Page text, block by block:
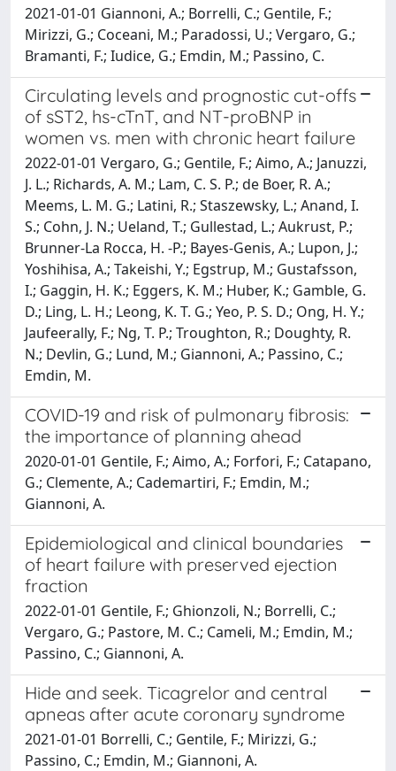
2021-01-01 Giannoni, A.; Borrelli, C.; Gentile, F.;
Mirizzi, G.; Coceani, M.; Paradossi, U.; Vergaro, G.;
Bramanti, F.; Iudice, G.; Emdin, M.; Passino, C.
Circulating levels and prognostic cut-offs
of sST2, hs-cTnT, and NT-proBNP in
women vs. men with chronic heart failure
2022-01-01 Vergaro, G.; Gentile, F.; Aimo, A.; Januzzi,
J. L.; Richards, A. M.; Lam, C. S. P.; de Boer, R. A.;
Meems, L. M. G.; Latini, R.; Staszewsky, L.; Anand, I.
S.; Cohn, J. N.; Ueland, T.; Gullestad, L.; Aukrust, P.;
Brunner-La Rocca, H. -P.; Bayes-Genis, A.; Lupon, J.;
Yoshihisa, A.; Takeishi, Y.; Egstrup, M.; Gustafsson,
I.; Gaggin, H. K.; Eggers, K. M.; Huber, K.; Gamble, G.
D.; Ling, L. H.; Leong, K. T. G.; Yeo, P. S. D.; Ong, H. Y.;
Jaufeerally, F.; Ng, T. P.; Troughton, R.; Doughty, R.
N.; Devlin, G.; Lund, M.; Giannoni, A.; Passino, C.;
Emdin, M.
COVID-19 and risk of pulmonary fibrosis:
the importance of planning ahead
2020-01-01 Gentile, F.; Aimo, A.; Forfori, F.; Catapano,
G.; Clemente, A.; Cademartiri, F.; Emdin, M.;
Giannoni, A.
Epidemiological and clinical boundaries
of heart failure with preserved ejection
fraction
2022-01-01 Gentile, F.; Ghionzoli, N.; Borrelli, C.;
Vergaro, G.; Pastore, M. C.; Cameli, M.; Emdin, M.;
Passino, C.; Giannoni, A.
Hide and seek. Ticagrelor and central
apneas after acute coronary syndrome
2021-01-01 Borrelli, C.; Gentile, F.; Mirizzi, G.;
Passino, C.; Emdin, M.; Giannoni, A.